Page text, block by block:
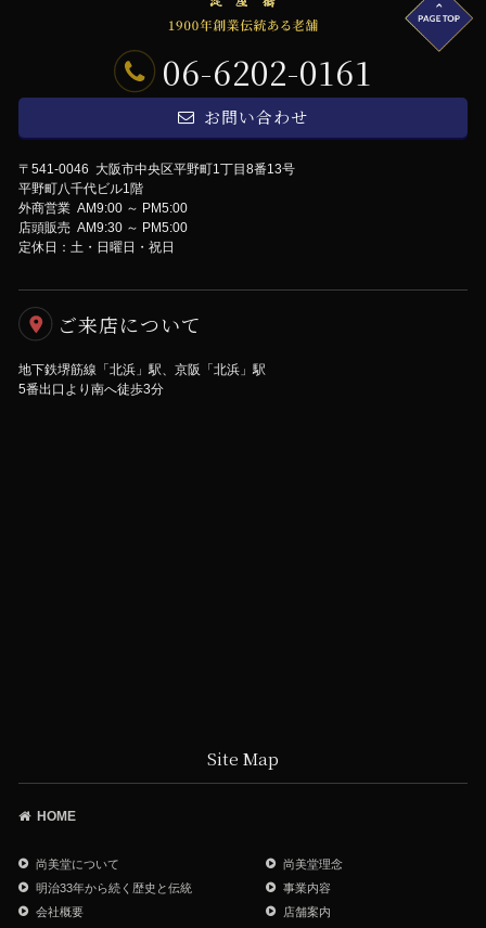
06-6202-0161
お問い合わせ
〒541-0046 大阪市中央区平野町1丁目8番13号
平野町八千代ビル1階
外商営業 AM9:00 ～ PM5:00
店頭販売 AM9:30 ～ PM5:00
定休日：土・日曜日・祝日
ご来店について
地下鉄堺筋線「北浜」駅、京阪「北浜」駅
5番出口より南へ徒歩3分
Site Map
HOME
尚美堂について
尚美堂理念
明治33年から続く歴史と伝統
事業内容
会社概要
店舗案内